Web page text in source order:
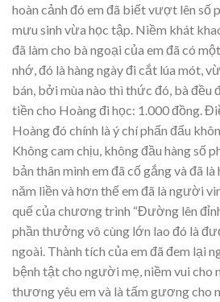
hoàn cảnh đó em đã biết vượt lên số
mưu sinh vừa học tập. Niềm khát
đã làm cho bà ngoại của em đã có
nhớ, đó là hàng ngày đi cắt lúa mót,
bán, bởi mùa nào thì thức đó, bà đều
tiền cho Hoàng đi học: 1.000 đồng.
Hoàng đó chính là ý chí phấn đấu
Không cam chịu, không đầu hàng số
bản thân mình em đã cố gắng và đã
năm liền và hơn thế em đã là người
quế của chương trình “Đường lên
phần thưởng vô cùng lớn lao đó là
ngoài. Thành tích của em đã đem lại
bệnh tật cho người mẹ, niềm vui
thương yêu em và là tấm gương cho